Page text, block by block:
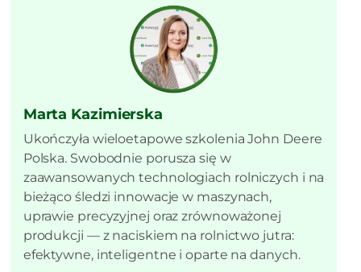
Marta Kazimierska
Ukończyła wieloetapowe szkolenia John Deere
Polska. Swobodnie porusza się w
zaawansowanych technologiach rolniczych i na
bieżąco śledzi innowacje w maszynach,
uprawie precyzyjnej oraz zrównoważonej
produkcji — z naciskiem na rolnictwo jutra:
efektywne, inteligentne i oparte na danych.